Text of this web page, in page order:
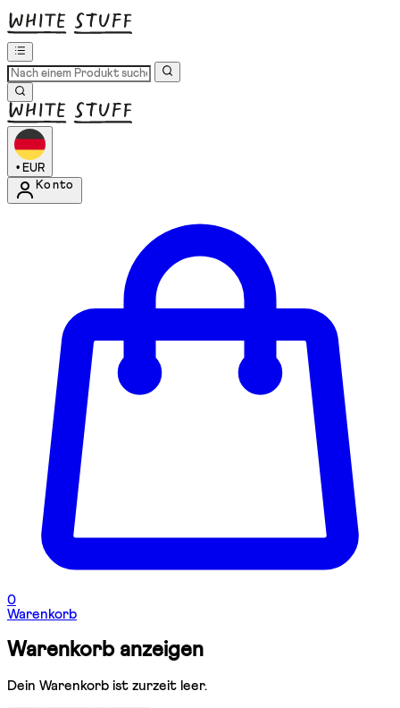
• EUR
Konto
0
Warenkorb
Warenkorb anzeigen
Dein Warenkorb ist zurzeit leer.